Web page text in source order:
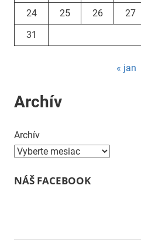
24
25 26 27
31
« jan
Archív
Archív
NÁŠ FACEBOOK